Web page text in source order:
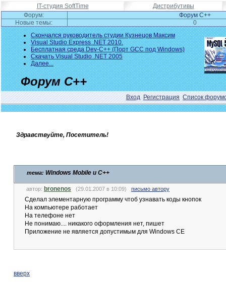
IT-студия SoftTime
Дистрибутивы
Форум:
Форум C++
Новые темы:
0
Скончался руководитель студии Кузнецов Максим
Visual Studio Express .NET 2010.
Бесплатная среда Dev-C++ (Порт GCC под Windows)
Скачать Visual Studio .NET 2005
Далее...
Форум C++
Вход Регистрация Список
Здравствуйте, Посетитель!
тема: Windows Mobile и C++
автор: bronenos (29.01.2007 в 10:09) письмо автору
Сделал элементарную программу чтоб узнавать коды кнопок
На компьютере работает
На телефоне нет
Не понимаю.... никакого оформления нет, пишет
Приложение не является допустимым для Windows CE
вверх